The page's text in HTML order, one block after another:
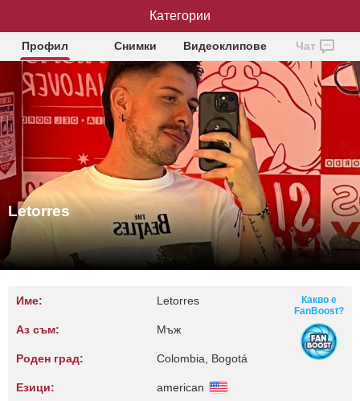
Letorres
Профил Снимки Видеоклипове Чат
Letorres
Име: Letorres
Аз съм: Мъж
Роден град: Colombia, Bogotá
Езици:
american
Какво е
FanBoost?
Категории